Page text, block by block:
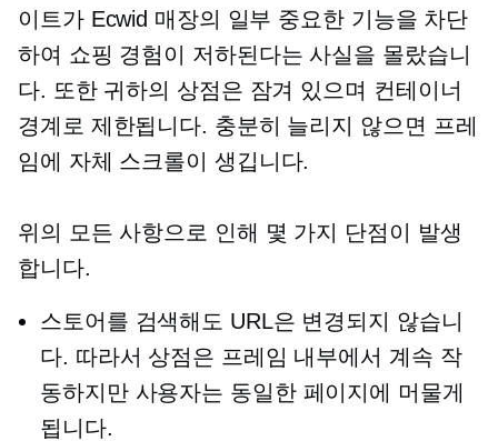
이트가 Ecwid 매장의 일부 중요한 기능을 차단
하여 쇼핑 경험이 저하된다는 사실을 몰랐습니
다. 또한 귀하의 상점은 잠겨 있으며 컨테이너
경계로 제한됩니다. 충분히 늘리지 않으면 프레
임에 자체 스크롤이 생깁니다.
위의 모든 사항으로 인해 몇 가지 단점이 발생
합니다.
스토어를 검색해도 URL은 변경되지 않습니
다. 따라서 상점은 프레임 내부에서 계속 작
동하지만 사용자는 동일한 페이지에 머물게
됩니다.